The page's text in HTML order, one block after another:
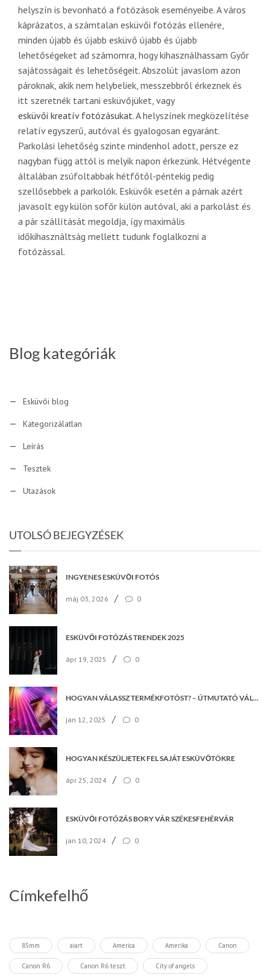
helyszín is bevonható a fotózások eseményeibe. A város
káprázatos, a számtalan esküvői fotózás ellenére,
minden újabb és újabb esküvő újabb és újabb
lehetőségeket ad számomra, hogy kihasználhassam Győr
sajátosságait és lehetőségeit. Abszolút javaslom azon
pároknak, akik nem helybeliek, messzebbről érkeznek és
itt szeretnék tartani esküvőjüket, vagy
esküvői kreatív fotózásukat. A helyszínek megközelítése
relatív egyszerű, autóval és gyalogosan egyaránt.
Parkolási lehetőség szinte mindenhol adott, persze ez
nagyban függ attól is melyik napon érkezünk. Hétvégente
általában zsúfoltabbak hétfőtől-péntekig pedig
szellősebbek a parkolók. Esküvők esetén a párnak azért
javasolt egy külön sofőr külön autóval, aki a parkolást és
a pár szállítását megoldja, így maximális
időkihasználtság mellett tudunk foglalkozni a
fotózással.
Blog kategóriák
Esküvői blog
Kategorizálatlan
Leírás
Tesztek
Utazások
UTOLSÓ BEJEGYZÉSEK
INGYENES ESKÜVŐI FOTÓS
máj 03, 2026 / 0
ESKÜVŐI FOTÓZÁS TRENDEK 2025
ápr 19, 2025 / 0
HOGYAN VÁLASSZ TERMÉKFOTÓST? – ÚTMUTATÓ VÁLLALKOZÁSOKNAK
jan 12, 2025 / 0
HOGYAN KÉSZÜLJETEK FEL SAJÁT ESKÜVŐTÖKRE
ápr 25, 2024 / 0
ESKÜVŐI FOTÓZÁS BORY VÁR SZÉKESFEHÉRVÁR
jan 10, 2024 / 0
Címkefelhő
85mm aiart America Amerika Canon
Canon R6 Canon R6 teszt City of angels